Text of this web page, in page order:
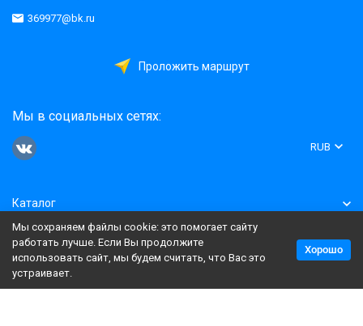
369977@bk.ru
Проложить маршрут
Мы в социальных сетях:
RUB
Каталог
Информация
Политика персональных данных Карта сайта
Мы сохраняем файлы cookie: это помогает сайту
работать лучше. Если Вы продолжите
использовать сайт, мы будем считать, что Вас это
устраивает.
Хорошо